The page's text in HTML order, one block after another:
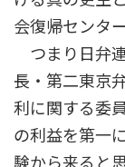
会復帰センタ
つまり日弁
長・第二東京
利に関する委
の利益を第一
験から来ると